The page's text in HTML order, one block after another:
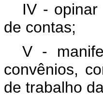
IV -
de contas;
V -
convênios,
de trabalho